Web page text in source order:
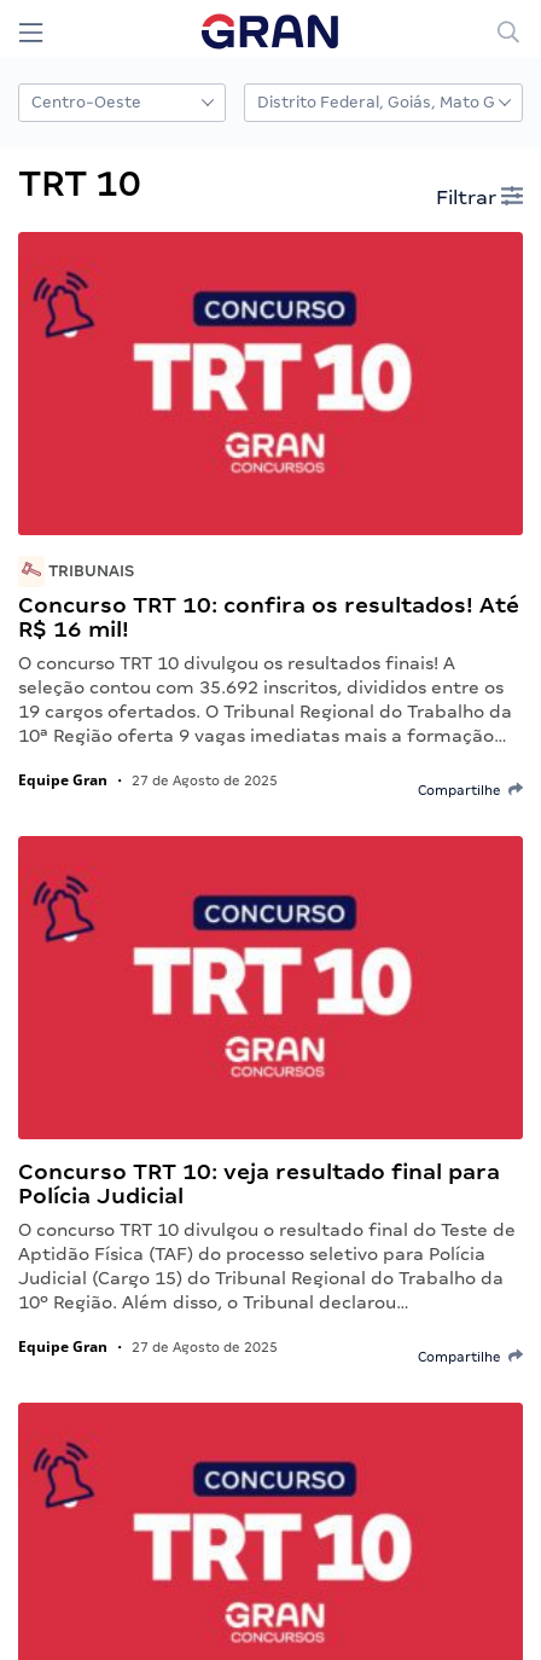
TRT 10 Filtrar
TRIBUNAIS
Concurso TRT 10: confira os resultados! Até
R$ 16 mil!
O concurso TRT 10 divulgou os resultados finais! A
seleção contou com 35.692 inscritos, divididos entre os
19 cargos ofertados. O Tribunal Regional do Trabalho da
10ª Região oferta 9 vagas imediatas mais a formação…
Equipe Gran • 27 de Agosto de 2025
Compartilhe
Concurso TRT 10: veja resultado final para
Polícia Judicial
O concurso TRT 10 divulgou o resultado final do Teste de
Aptidão Física (TAF) do processo seletivo para Polícia
Judicial (Cargo 15) do Tribunal Regional do Trabalho da
10º Região. Além disso, o Tribunal declarou…
Equipe Gran • 27 de Agosto de 2025
Compartilhe